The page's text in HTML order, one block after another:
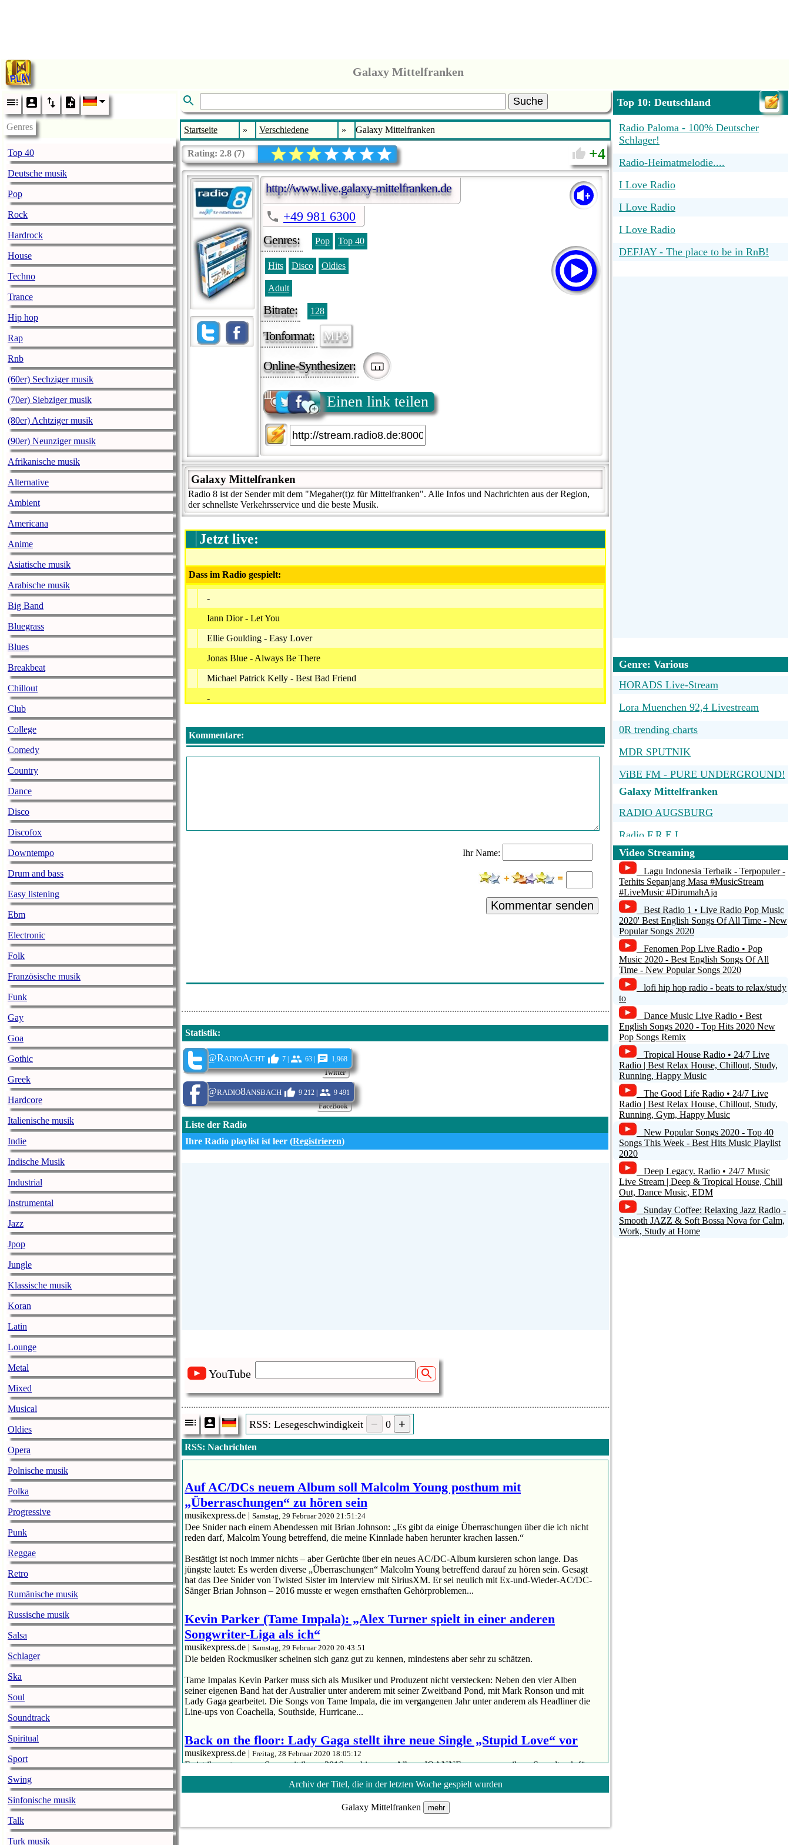
Galaxy Mittelfranken
Genres
Top 40
Deutsche musik
Pop
Rock
Hardrock
House
Techno
Trance
Hip hop
Rap
Rnb
(60er) Sechziger musik
(70er) Siebziger musik
(80er) Achtziger musik
(90er) Neunziger musik
Afrikanische musik
Alternative
Ambient
Americana
Anime
Asiatische musik
Arabische musik
Big Band
Bluegrass
Blues
Breakbeat
Chillout
Club
College
Comedy
Country
Dance
Disco
Discofox
Downtempo
Drum and bass
Easy listening
Ebm
Electronic
Folk
Französische musik
Funk
Gay
Goa
Gothic
Greek
Hardcore
Italienische musik
Indie
Indische Musik
Industrial
Instrumental
Jazz
Jpop
Jungle
Klassische musik
Koran
Latin
Lounge
Metal
Mixed
Musical
Oldies
Opera
Polnische musik
Polka
Progressive
Punk
Reggae
Retro
Rumänische musik
Russische musik
Salsa
Schlager
Ska
Soul
Soundtrack
Spiritual
Sport
Swing
Sinfonische musik
Talk
Turk musik
Suche
Startseite » Verschiedene » Galaxy Mittelfranken
Rating: 2.8 (7) 4
http://www.live.galaxy-mittelfranken.de
+49 981 6300
Genres:
Pop Top 40
Hits Disco Oldies
Adult
Bitrate: 128
Tonformat: MP3
Online-Synthesizer:
Einen link teilen
Galaxy Mittelfranken
Radio 8 ist der Sender mit dem "Megaher(t)z für Mittelfranken". Alle Infos und Nachrichten aus der Region,
der schnellste Verkehrsservice und die beste Musik.
Jetzt live:
Dass im Radio gespielt:
-
Iann Dior - Let You
Ellie Goulding - Easy Lover
Jonas Blue - Always Be There
Michael Patrick Kelly - Best Bad Friend
-
Calvin Harris - Stay With Me
-
Kommentare:
Ihr Name:
Kommentar senden
Statistik:
Twitter
@RadioAcht 7 | 63 | 1,968
FaceBook
@radio8ansbach 9 212 | 9 491
Liste der Radio
Ihre Radio playlist ist leer (Registrieren)
YouTube
RSS: Lesegeschwindigkeit 0
RSS: Nachrichten
Auf AC/DCs neuem Album soll Malcolm Young posthum mit
„Überraschungen“ zu hören sein
musikexpress.de | Samstag, 29 Februar 2020 21:51:24
Dee Snider nach einem Abendessen mit Brian Johnson: „Es gibt da einige Überraschungen über die ich nicht
reden darf, Malcolm Young betreffend, die meine Kinnlade haben herunter krachen lassen.“
Bestätigt ist noch immer nichts – aber Gerüchte über ein neues AC/DC-Album kursieren schon lange. Das
jüngste lautet: Es werden diverse „Überraschungen“ Malcolm Young betreffend darauf zu hören sein. Gesagt
hat das Dee Snider von Twisted Sister im Interview mit SiriusXM. Er sei neulich mit Ex-und-Wieder-AC/DC-
Sänger Brian Johnson – 2016 musste er wegen ernsthaften Gehörproblemen...
Kevin Parker (Tame Impala): „Alex Turner spielt in einer anderen
Songwriter-Liga als ich“
musikexpress.de | Samstag, 29 Februar 2020 20:43:51
Die beiden Rockmusiker scheinen sich ganz gut zu kennen, mindestens aber sehr zu schätzen.
Tame Impalas Kevin Parker muss sich als Musiker und Produzent nicht verstecken: Neben den vier Alben
seiner eigenen Band hat der Australier unter anderem mit seiner Zweitband Pond, mit Mark Ronson und mit
Lady Gaga gearbeitet. Die Songs von Tame Impala, die im vergangenen Jahr unter anderem als Headliner die
Line-ups von Coachella, Southside, Hurricane...
Back on the floor: Lady Gaga stellt ihre neue Single „Stupid Love“ vor
musikexpress.de | Freitag, 28 Februar 2020 18:05:12
Es ist ihr erster neuer Song seit ihrem 2016 erschienenen Album JOANNE – wenn man ihren Soundtrack für
„A Star Is Born“ außen vor lässt.
neuer Song seit ihrem 2016 erschienenen Album JOANNE – wenn man ihren Soundtrack für „A Star Is Born“
Archiv der Titel, die in der letzten Woche gespielt wurden
Galaxy Mittelfranken mehr
Top 10: Deutschland
Radio Paloma - 100% Deutscher
Schlager!
Radio-Heimatmelodie....
I Love Radio
I Love Radio
I Love Radio
DEFJAY - The place to be in RnB!
Genre: Various
HORADS Live-Stream
Lora Muenchen 92,4 Livestream
0R trending charts
MDR SPUTNIK
ViBE FM - PURE UNDERGROUND!
Galaxy Mittelfranken
RADIO AUGSBURG
Radio F.R.E.I.
Radio Smile
Triquency Campus Radio
Main
Video Streaming
Lagu Indonesia Terbaik - Terpopuler -
Terhits Sepanjang Masa #MusicStream
#LiveMusic #DirumahAja
Best Radio 1 • Live Radio Pop Music
2020' Best English Songs Of All Time - New
Popular Songs 2020
Fenomen Pop Live Radio • Pop
Music 2020 - Best English Songs Of All
Time - New Popular Songs 2020
lofi hip hop radio - beats to relax/study
to
Dance Music Live Radio • Best
English Songs 2020 - Top Hits 2020 New
Pop Songs Remix
Tropical House Radio • 24/7 Live
Radio | Best Relax House, Chillout, Study,
Running, Happy Music
The Good Life Radio • 24/7 Live
Radio | Best Relax House, Chillout, Study,
Running, Gym, Happy Music
New Popular Songs 2020 - Top 40
Songs This Week - Best Hits Music Playlist
2020
Deep Legacy. Radio • 24/7 Music
Live Stream | Deep & Tropical House, Chill
Out, Dance Music, EDM
Sunday Coffee: Relaxing Jazz Radio -
Smooth JAZZ & Soft Bossa Nova for Calm,
Work, Study at Home